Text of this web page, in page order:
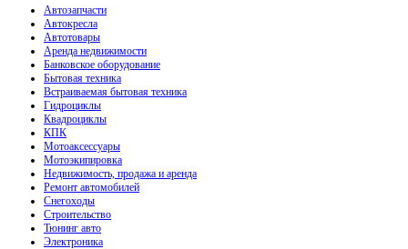
Автозапчасти
Автокресла
Автотовары
Аренда недвижимости
Банковское оборудование
Бытовая техника
Встраиваемая бытовая техника
Гидроциклы
Квадроциклы
КПК
Мотоаксессуары
Мотоэкипировка
Недвижимость, продажа и аренда
Ремонт автомобилей
Снегоходы
Строительство
Тюнинг авто
Электроника